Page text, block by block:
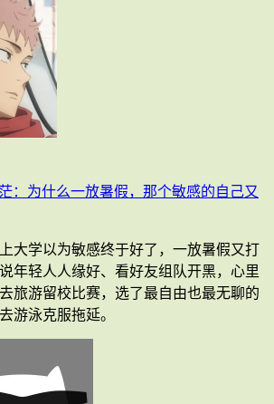
：为什么一放暑假，那个敏感的自己又
大学以为敏感终于好了，一放暑假又打
年轻人人缘好、看好友组队开黑，心里
旅游留校比赛，选了最自由也最无聊的
游泳克服拖延。